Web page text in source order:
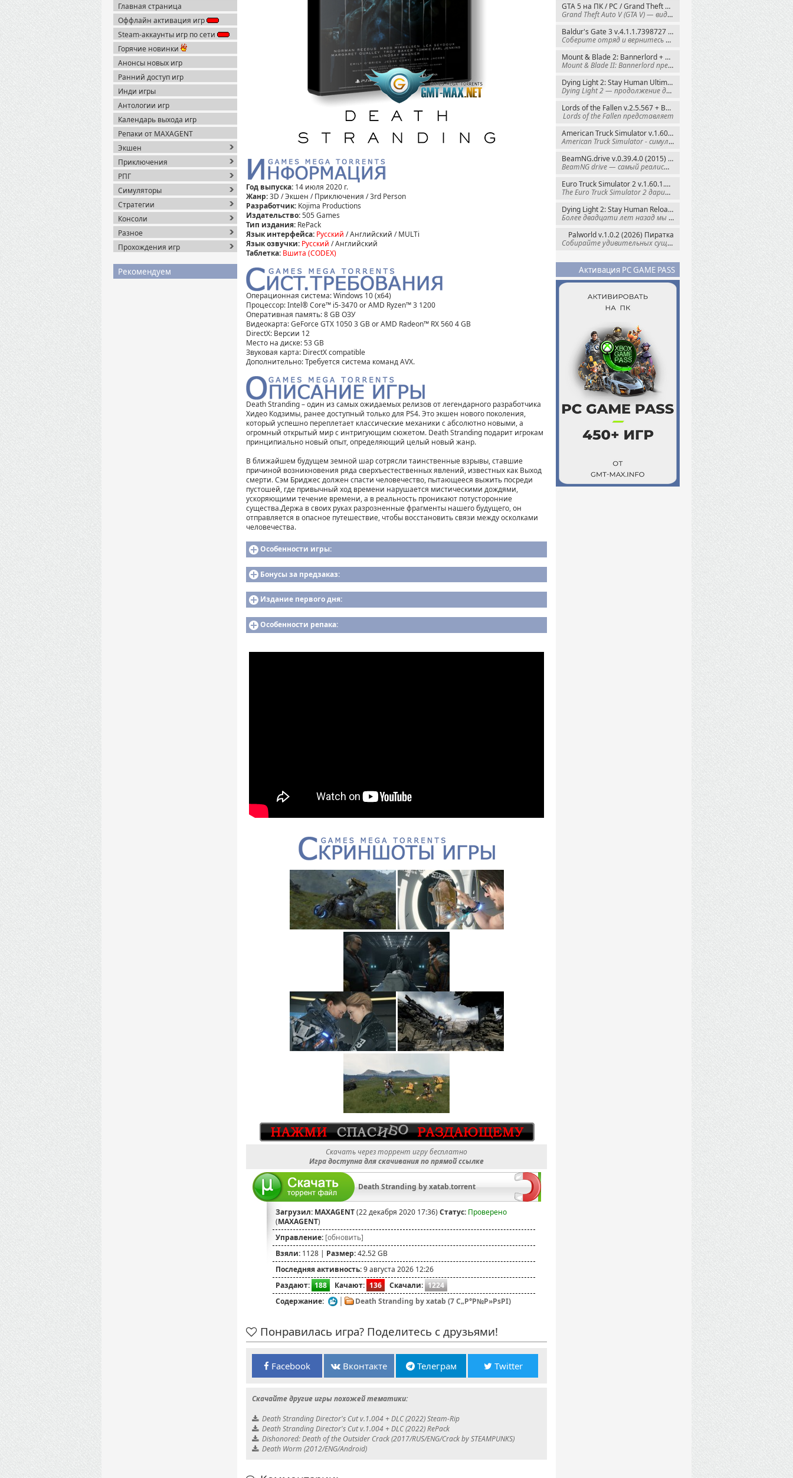
GTA 5 на ПК / PC / Grand Theft Auto V: Premium Edition (2015) Steam-Rip
Grand Theft Auto V (GTA V) — видеоигра из
Baldur's Gate 3 v.4.1.1.7398727 + Все DLC (2023) GOG-Rip
Соберите отряд и вернитесь в Забытые
Mount & Blade 2: Bannerlord + War Sails v.1.4.7.117484 (2025) GOG
Mount & Blade II: Bannerlord представляет
Dying Light 2: Stay Human Ultimate Edition v.1.29.1 + Все DLC (2022) Пиратка
Dying Light 2 — продолжение динамичного
Lords of the Fallen v.2.5.567 + Все DLC (2023) Пиратка
Lords of the Fallen представляет
American Truck Simulator v.1.60.1.8s + Все DLC (2016) Пиратка
American Truck Simulator - симулятор
BeamNG.drive v.0.39.4.0 (2015) RePack
BeamNG drive — самый реалистичный
Euro Truck Simulator 2 v.1.60.1.7s + Все DLC (2012) Пиратка
The Euro Truck Simulator 2 дарит вам опыт
Dying Light 2: Stay Human Reloaded Edition v.1.28.3 + Все DLC (2022) RePack
Более двадцати лет назад мы пытались
Palworld v.1.0.2 (2026) Пиратка
Собирайте удивительных существ — Палов —
Активация PC GAME PASS
Главная страница
Оффлайн активация игр
Steam-аккаунты игр по сети
Горячие новинки
Анонсы новых игр
Ранний доступ игр
Инди игры
Антологии игр
Календарь выхода игр
Репаки от MAXAGENT
Экшен
Приключения
РПГ
Симуляторы
Стратегии
Консоли
Разное
Прохождения игр
Рекомендуем
Год выпуска: 14 июля 2020 г.
Жанр:3D / Экшен / Приключения / 3rd Person
Разработчик: Kojima Productions
Издательство:505 Games
Тип издания: RePack
Язык интерфейса: Русский / Английский / MULTi
Язык озвучки: Русский / Английский
Таблетка: Вшита (CODEX)
Операционная система: Windows 10 (x64)
Процессор: Intel® Core™ i5-3470 or AMD Ryzen™ 3 1200
Оперативная память: 8 GB ОЗУ
Видеокарта: GeForce GTX 1050 3 GB or AMD Radeon™ RX 560 4 GB
DirectX: Версии 12
Место на диске: 53 GB
Звуковая карта: DirectX compatible
Дополнительно: Требуется система команд AVX.
Death Stranding – один из самых ожидаемых релизов от легендарного разработчика
Хидео Кодзимы, ранее доступный только для PS4. Это экшен нового поколения,
который успешно переплетает классические механики с абсолютно новыми, а
огромный открытый мир с интригующим сюжетом. Death Stranding подарит игрокам
принципиально новый опыт, определяющий целый новый жанр.
В ближайшем будущем земной шар сотрясли таинственные взрывы, ставшие
причиной возникновения ряда сверхъестественных явлений, известных как Выход
смерти. Сэм Бриджес должен спасти человечество, пытающееся выжить посреди
пустошей, где привычный ход времени нарушается мистическими дождями,
ускоряющими течение времени, а в реальность проникают потусторонние
существа.Держа в своих руках разрозненные фрагменты нашего будущего, он
отправляется в опасное путешествие, чтобы восстановить связи между осколками
человечества.
Особенности игры:
Бонусы за предзаказ:
Издание первого дня:
Особенности репака:
Скачать через торрент игру бесплатно
Игра доступна для скачивания по прямой ссылке
Death Stranding by xatab.torrent
Загрузил: MAXAGENT(22 декабря 2020 17:36) Статус: Проверено
(MAXAGENT)
Управление: [обновить]
Взяли: 1128 | Размер:42.52 GB
Последняя активность:9 августа 2026 12:26
Раздают: 188 Качают: 136 Скачали: 1224
Содержание:
Death Stranding by xatab (7 С„Р°Р№Р»РѕРІ)
Понравилась игра? Поделитесь с друзьями!
Facebook Вконтакте Телеграм Twitter
Скачайте другие игры похожей тематики:
Death Stranding Director's Cut v.1.004 + DLC (2022) Steam-Rip
Death Stranding Director's Cut v.1.004 + DLC (2022) RePack
Dishonored: Death of the Outsider Crack (2017/RUS/ENG/Crack by STEAMPUNKS)
Death Worm (2012/ENG/Android)